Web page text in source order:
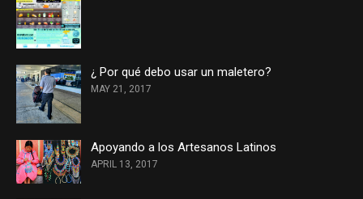
¿ Por qué debo usar un maletero?
MAY 21, 2017
Apoyando a los Artesanos Latinos
APRIL 13, 2017